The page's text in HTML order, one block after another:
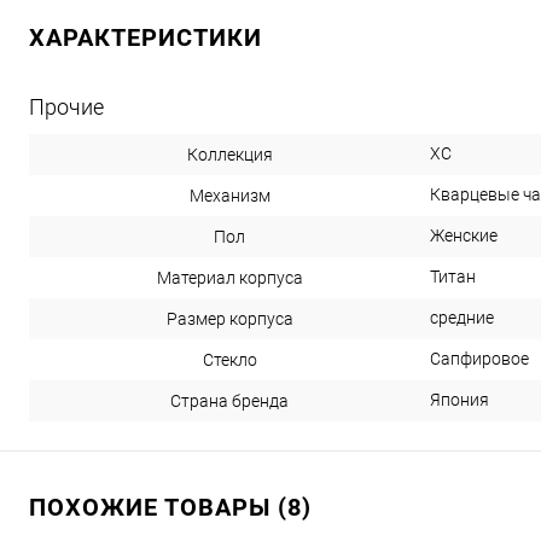
ХАРАКТЕРИСТИКИ
Прочие
Коллекция XC
Механизм Кварцевые
Пол Женские
Материал корпуса Титан
Размер корпуса средние
Стекло Сапфировое
Страна бренда Япония
ПОХОЖИЕ ТОВАРЫ (8)